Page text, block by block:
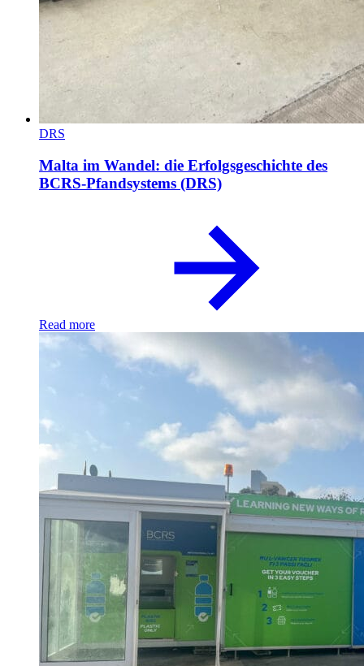
DRS
Malta im Wandel: die Erfolgsgeschichte des
BCRS-Pfandsystems (DRS)
Read more